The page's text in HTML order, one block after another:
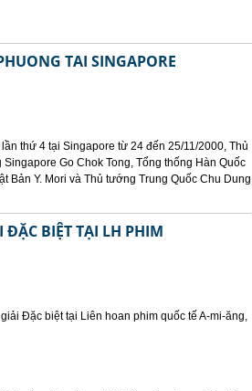
TAI SINGAPORE
thứ 4 tại Singapore từ 24 đến 25/11/2000, Thủ
Go Chok Tong, Tổng thống Hàn Quốc
Bản Y. Mori và Thủ tướng Trung Quốc Chu Dung
BIỆT TẠI LH PHIM
Đặc biệt tại Liên hoan phim quốc tế A-mi-ăng,